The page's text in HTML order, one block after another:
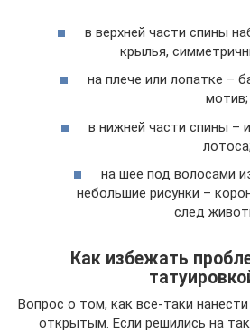
в верхней части спины
крылья,
на плече или лопатке –
мотив;
в нижней части спины –
лотоса;
на шее под волосами
небольшие рисунки –
след
Как избежать
Вопрос о том, как все-таки
открытым. Если решились на